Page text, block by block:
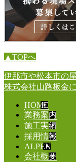
▲TOPへ
伊那市や松本市の
株式会社山路板金
HOME
業務案内
施工実績
採用情報
ALPEN
会社概要